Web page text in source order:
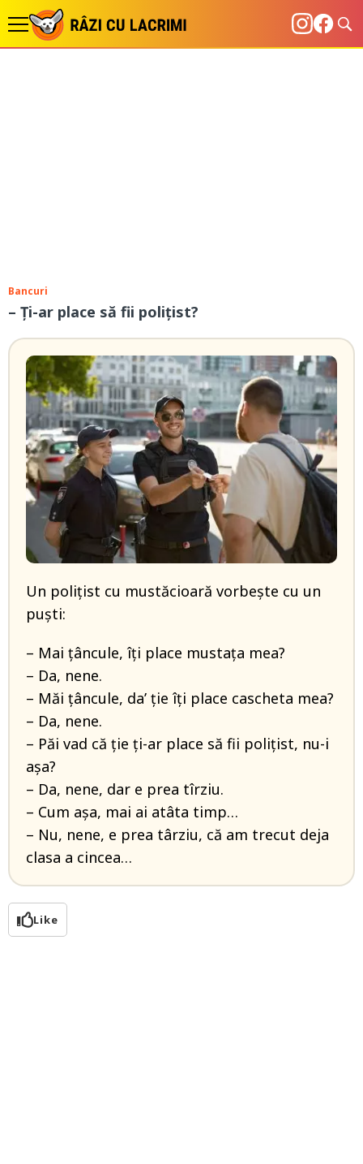
Bancuri
– Ți-ar place să fii poliţist?
Un poliţist cu mustăcioară vorbeşte cu un
puști:
– Mai ţâncule, îţi place mustaţa mea?
– Da, nene.
– Măi ţâncule, da’ ţie îţi place cascheta mea?
– Da, nene.
– Păi vad că ţie ţi-ar place să fii poliţist, nu-i
aşa?
– Da, nene, dar e prea tîrziu.
– Cum aşa, mai ai atâta timp…
– Nu, nene, e prea târziu, că am trecut deja
clasa a cincea…
Like